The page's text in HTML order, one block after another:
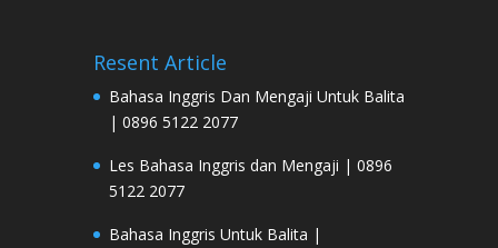
Resent Article
Bahasa Inggris Dan Mengaji Untuk Balita
| 0896 5122 2077
Les Bahasa Inggris dan Mengaji | 0896
5122 2077
Bahasa Inggris Untuk Balita |